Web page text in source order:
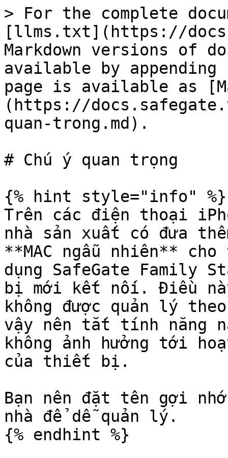
> For the complete
[llms.txt](https://
Markdown versions of
available by
page is available as
(https://
quan-trong.md).
# Chú ý quan trọng
{% hint style="info" %}
Trên các điện thoại
nhà sản xuất có đưa
**MAC ngẫu nhiên**
dụng SafeGate Family
bị mới kết nối. Điều
không được quản lý
vậy nên tắt tính năng
không ảnh hưởng tới
của thiết bị.
Bạn nên đặt tên gợi
nhà để dễ quản lý.
{% endhint %}